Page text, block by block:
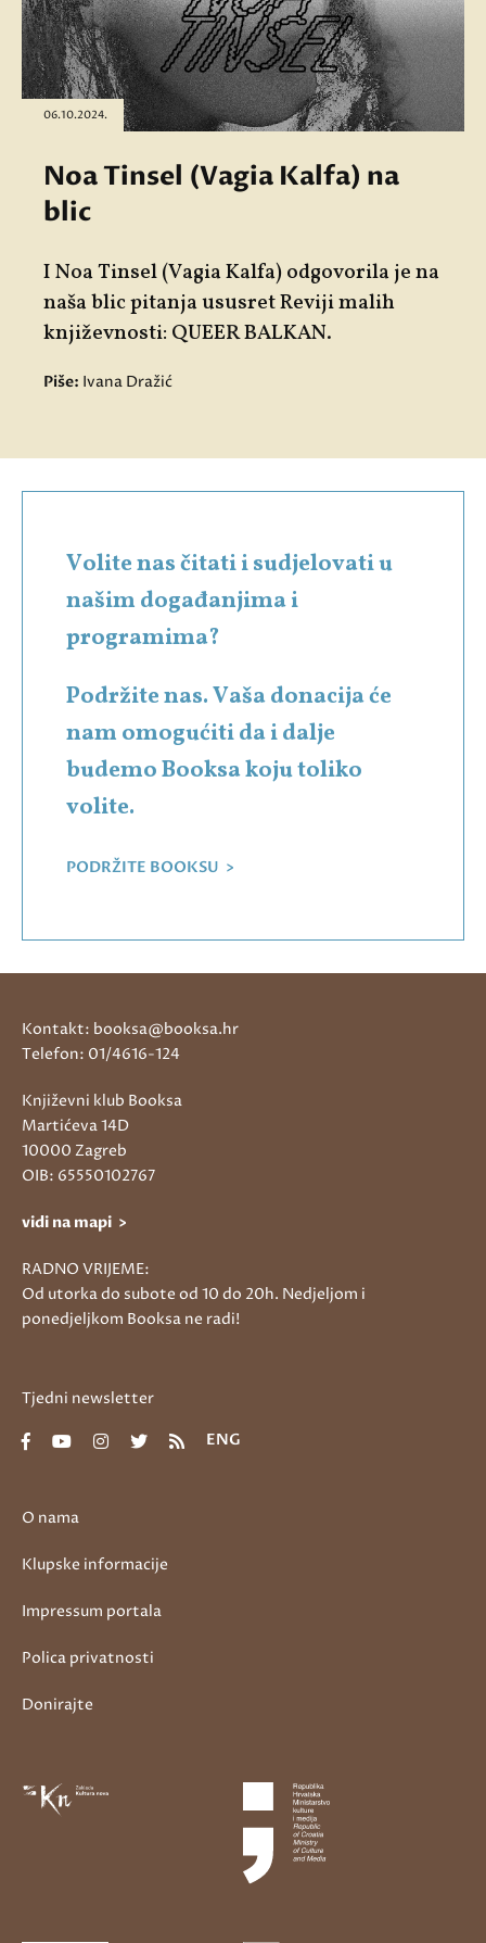
06.10.2024.
Noa Tinsel (Vagia Kalfa) na
blic
I Noa Tinsel (Vagia Kalfa) odgovorila je na
naša blic pitanja ususret Reviji malih
književnosti: QUEER BALKAN.
Piše: Ivana Dražić
Volite nas čitati i sudjelovati u
našim događanjima i
programima?
Podržite nas. Vaša donacija će
nam omogućiti da i dalje
budemo Booksa koju toliko
volite.
PODRŽITE BOOKSU >
O nama
Klupske informacije
Impressum portala
Polica privatnosti
Donirajte
Kontakt: booksa@booksa.hr
Telefon: 01/4616-124
Književni klub Booksa
Martićeva 14D
10000 Zagreb
OIB: 65550102767
vidi na mapi >
RADNO VRIJEME:
Od utorka do subote od 10 do 20h. Nedjeljom i
ponedjeljkom Booksa ne radi!
Tjedni newsletter
ENG